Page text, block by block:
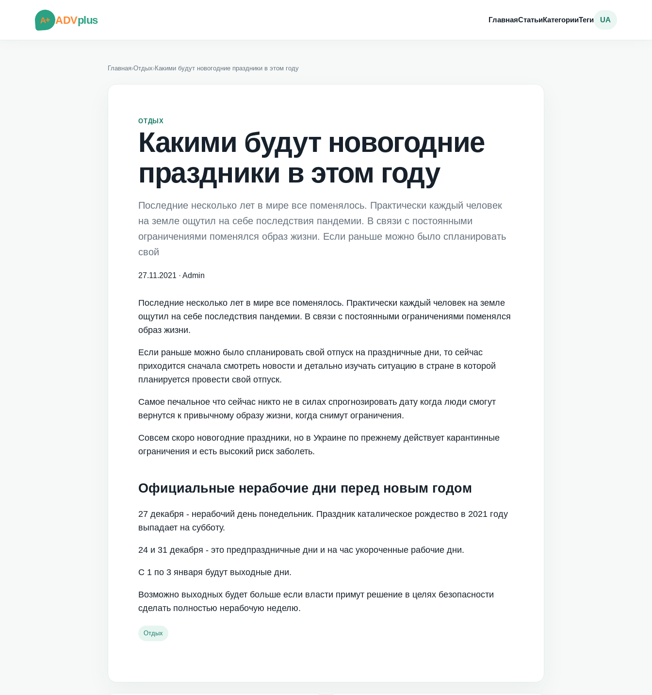
A+ ADVplus ГлавнаяСтатьиКатегорииТеги UA
Главная›Отдых›Какими будут новогодние праздники в этом году
ОТДЫХ
Какими будут новогодние
праздники в этом году
Последние несколько лет в мире все поменялось. Практически каждый человек
на земле ощутил на себе последствия пандемии. В связи с постоянными
ограничениями поменялся образ жизни. Если раньше можно было спланировать
свой
27.11.2021 · Admin
Последние несколько лет в мире все поменялось. Практически каждый человек на земле
ощутил на себе последствия пандемии. В связи с постоянными ограничениями поменялся
образ жизни.
Если раньше можно было спланировать свой отпуск на праздничные дни, то сейчас
приходится сначала смотреть новости и детально изучать ситуацию в стране в которой
планируется провести свой отпуск.
Самое печальное что сейчас никто не в силах спрогнозировать дату когда люди смогут
вернутся к привычному образу жизни, когда снимут ограничения.
Совсем скоро новогодние праздники, но в Украине по прежнему действует карантинные
ограничения и есть высокий риск заболеть.
Официальные нерабочие дни перед новым годом
27 декабря - нерабочий день понедельник. Праздник каталическое рождество в 2021 году
выпадает на субботу.
24 и 31 декабря - это предпраздничные дни и на час укороченные рабочие дни.
С 1 по 3 января будут выходные дни.
Возможно выходных будет больше если власти примут решение в целях безопасности
сделать полностью нерабочую неделю.
Отдых